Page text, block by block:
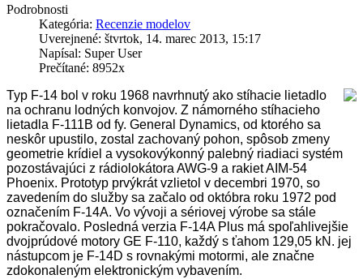
Podrobnosti
Kategória: Recenzie modelov
Uverejnené: štvrtok, 14. marec 2013, 15:17
Napísal: Super User
Prečítané: 8952x
Typ F-14 bol v roku 1968 navrhnutý ako stíhacie lietadlo
na ochranu lodných konvojov. Z námorného stíhacieho
lietadla F-111B od fy. General Dynamics, od ktorého sa
neskôr upustilo, zostal zachovaný pohon, spôsob zmeny
geometrie krídiel a vysokovýkonný palebný riadiaci systém
pozostávajúci z rádiolokátora AWG-9 a rakiet AIM-54
Phoenix. Prototyp prvýkrát vzlietol v decembri 1970, so
zavedením do služby sa začalo od októbra roku 1972 pod
označením F-14A. Vo vývoji a sériovej výrobe sa stále
pokračovalo. Posledná verzia F-14A Plus má spoľahlivejšie
dvojprúdové motory GE F-110, každý s ťahom 129,05 kN. jej
nástupcom je F-14D s rovnakými motormi, ale značne
zdokonaleným elektronickým vybavením.